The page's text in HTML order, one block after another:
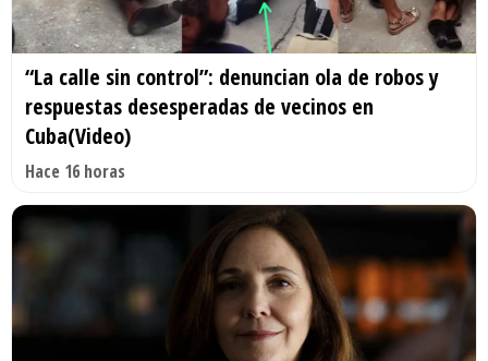
“La calle sin control”: denuncian ola de robos y
respuestas desesperadas de vecinos en
Cuba(Video)
Hace 16 horas